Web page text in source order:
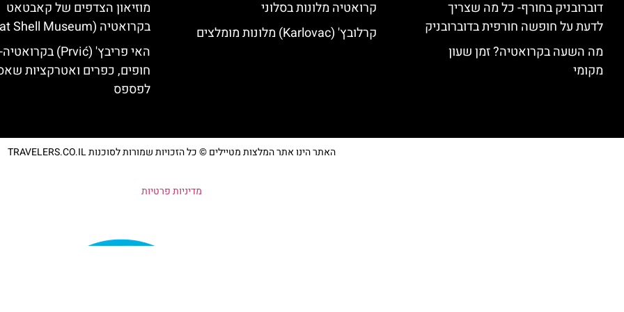
דוברובניק בחורף- כל מה שצריך
לדעת על חופשה חורפית בדוברובניק
מה השעה בקרואטיה? זמן שעון
מקומי
קרואטיה מלונות בסלוני
קרלובץ' (Karlovac) מלונות מומלצים
מוזיאון הצדפים של קאבטאט
בקרואטיה (Cavtat Shell Museum)
האי פריבץ' (Prvić) בקרואטיה-
חופים, כפרים ואטרקציות
לפספס
האתר הינו אתר המלצות מטיילים © כל הזכויות שמורות לסוכנות TRAVELERS.CO.IL
מדיניות פרטיות